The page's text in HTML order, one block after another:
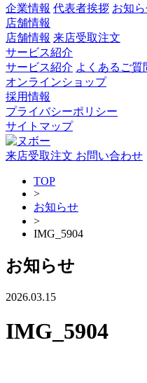
企業情報 代表者挨拶 お知
店舗情報
店舗情報 来店受取注文
サービス紹介
サービス紹介 よくあるご質
オンラインショップ
採用情報
プライバシーポリシー
サイトマップ
来店受取注文 お問い合わせ
TOP
>
お知らせ
>
IMG_5904
お知らせ
2026.03.15
IMG_5904